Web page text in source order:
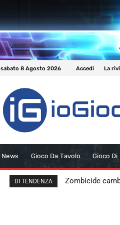
sabato 8 Agosto 2026 Accedi La
News Gioco Da Tavolo Gioco Di
DI TENDENZA Zombicide